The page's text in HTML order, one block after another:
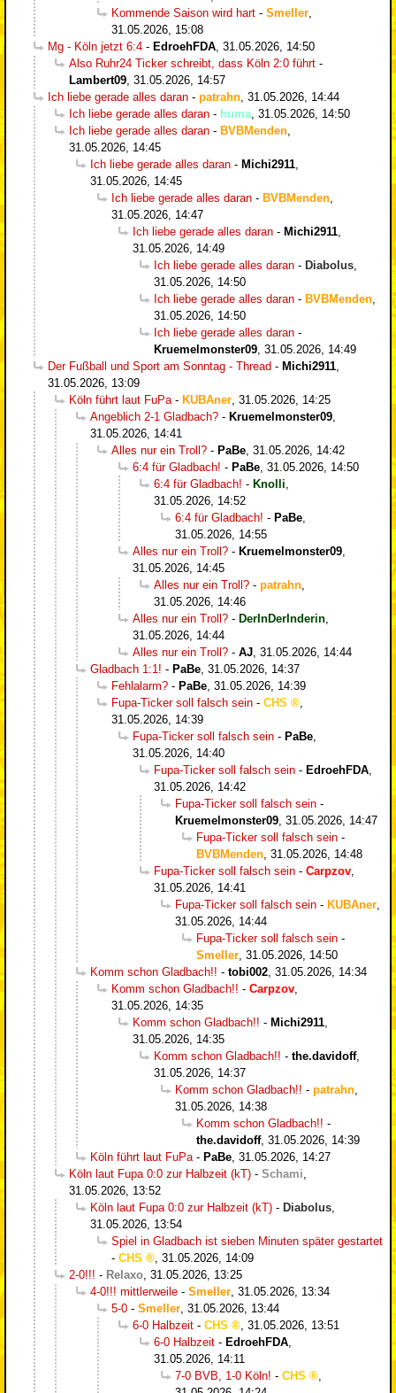
Kommende Saison wird hart - Smeller,
31.05.2026, 15:08
Mg - Köln jetzt 6:4 - EdroehFDA, 31.05.2026, 14:50
Also Ruhr24 Ticker schreibt, dass Köln 2:0 führt -
Lambert09, 31.05.2026, 14:57
Ich liebe gerade alles daran - patrahn, 31.05.2026, 14:44
Ich liebe gerade alles daran - huma, 31.05.2026, 14:50
Ich liebe gerade alles daran - BVBMenden,
31.05.2026, 14:45
Ich liebe gerade alles daran - Michi2911,
31.05.2026, 14:45
Ich liebe gerade alles daran - BVBMenden,
31.05.2026, 14:47
Ich liebe gerade alles daran - Michi2911,
31.05.2026, 14:49
Ich liebe gerade alles daran - Diabolus,
31.05.2026, 14:50
Ich liebe gerade alles daran - BVBMenden,
31.05.2026, 14:50
Ich liebe gerade alles daran -
Kruemelmonster09, 31.05.2026, 14:49
Der Fußball und Sport am Sonntag - Thread - Michi2911,
31.05.2026, 13:09
Köln führt laut FuPa- KUBAner, 31.05.2026, 14:25
Angeblich 2-1 Gladbach? - Kruemelmonster09,
31.05.2026, 14:41
Alles nur ein Troll? - PaBe, 31.05.2026, 14:42
6:4 für Gladbach! - PaBe, 31.05.2026, 14:50
6:4 für Gladbach! - Knolli,
31.05.2026, 14:52
6:4 für Gladbach! - PaBe,
31.05.2026, 14:55
Alles nur ein Troll? - Kruemelmonster09,
31.05.2026, 14:45
Alles nur ein Troll? - patrahn,
31.05.2026, 14:46
Alles nur ein Troll? - DerInDerInderin,
31.05.2026, 14:44
Alles nur ein Troll? - AJ, 31.05.2026, 14:44
Gladbach 1:1! - PaBe, 31.05.2026, 14:37
Fehlalarm? - PaBe, 31.05.2026, 14:39
Fupa-Ticker soll falsch sein - CHS
,
31.05.2026, 14:39
Fupa-Ticker soll falsch sein - PaBe,
31.05.2026, 14:40
Fupa-Ticker soll falsch sein - EdroehFDA,
31.05.2026, 14:42
Fupa-Ticker soll falsch sein -
Kruemelmonster09, 31.05.2026, 14:47
Fupa-Ticker soll falsch sein -
BVBMenden, 31.05.2026, 14:48
Fupa-Ticker soll falsch sein - Carpzov,
31.05.2026, 14:41
Fupa-Ticker soll falsch sein - KUBAner,
31.05.2026, 14:44
Fupa-Ticker soll falsch sein -
Smeller, 31.05.2026, 14:50
Komm schon Gladbach!! - tobi002, 31.05.2026, 14:34
Komm schon Gladbach!! - Carpzov,
31.05.2026, 14:35
Komm schon Gladbach!! - Michi2911,
31.05.2026, 14:35
Komm schon Gladbach!! - the.davidoff,
31.05.2026, 14:37
Komm schon Gladbach!! - patrahn,
31.05.2026, 14:38
Komm schon Gladbach!! -
the.davidoff, 31.05.2026, 14:39
Köln führt laut FuPa- PaBe, 31.05.2026, 14:27
Köln laut Fupa 0:0 zur Halbzeit (kT) - Schami,
31.05.2026, 13:52
Köln laut Fupa 0:0 zur Halbzeit (kT) - Diabolus,
31.05.2026, 13:54
Spiel in Gladbach ist sieben Minuten später gestartet
- CHS , 31.05.2026, 14:09
2-0!!! - Relaxo, 31.05.2026, 13:25
4-0!!! mittlerweile - Smeller, 31.05.2026, 13:34
5-0 - Smeller, 31.05.2026, 13:44
6-0 Halbzeit - CHS , 31.05.2026, 13:51
6-0 Halbzeit - EdroehFDA,
31.05.2026, 14:11
7-0 BVB, 1-0 Köln! - CHS
,